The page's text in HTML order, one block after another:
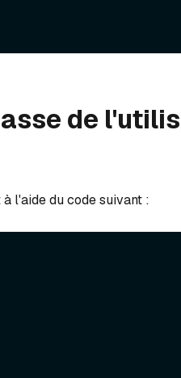
de
l'aide du code suivant :